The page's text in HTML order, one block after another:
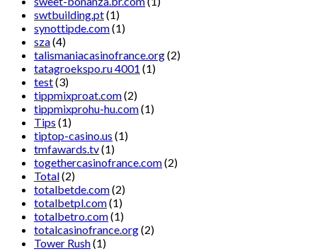
swtbuilding.pt(1)
synottipde.com(1)
sza(4)
talismaniacasinofrance.org(2)
tatagroekspo.ru 4001 (1)
test(3)
tippmixproat.com(2)
tippmixprohu-hu.com(1)
Tips (1)
tiptop-casino.us (1)
tmfawards.tv(1)
togethercasinofrance.com(2)
Total(2)
totalbetde.com(2)
totalbetpl.com(1)
totalbetro.com(1)
totalcasinofrance.org(2)
Tower Rush(1)